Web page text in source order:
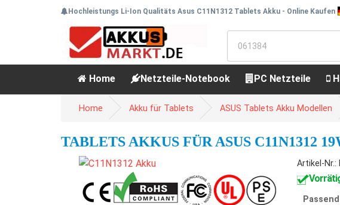
Hochleistungs Li-Ion Qualitäts Asus C11N1312 Tablets Akku - Online Kaufen
Home Netzteile-Notebook PC Netzteile
Home Akku für Tablets ASUS Tablets Akku Modellen
TABLETS AKKUS FÜR ASUS C11N1312
Artikel-Nr.: